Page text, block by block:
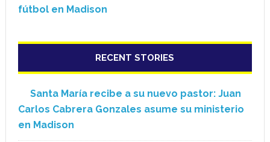
fútbol en Madison
RECENT STORIES
Santa María recibe a su nuevo pastor: Juan
Carlos Cabrera Gonzales asume su ministerio
en Madison